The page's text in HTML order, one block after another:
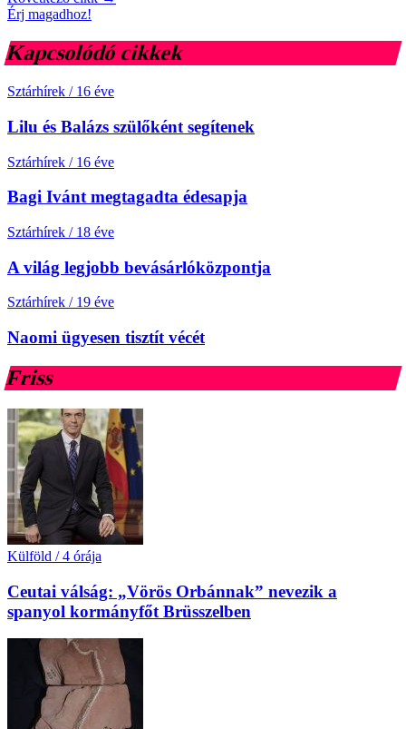
Érj magadhoz!
Kapcsolódó cikkek
Sztárhírek / 16 éve
Lilu és Balázs szülőként segítenek
Sztárhírek / 16 éve
Bagi Ivánt megtagadta édesapja
Sztárhírek / 18 éve
A világ legjobb bevásárlóközpontja
Sztárhírek / 19 éve
Naomi ügyesen tisztít vécét
Friss
Külföld / 4 órája
Ceutai válság: „Vörös Orbánnak” nevezik a
spanyol kormányfőt Brüsszelben